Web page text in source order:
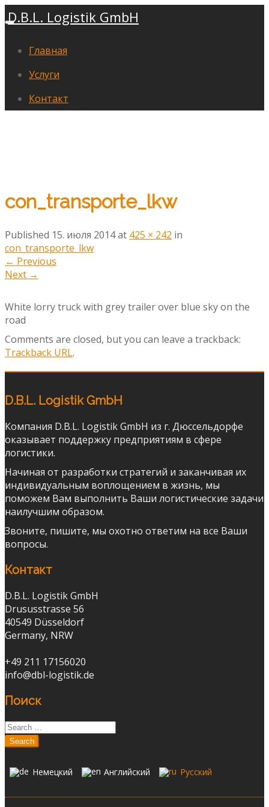
D.B.L. Logistik GmbH
Главная
Услуги
Контакт
con_transporte_lkw
Published 15. июля 2014at 425 × 242 in
con_transporte_lkw
← Previous
Next →
White lorry truck with grey trailer over blue sky on the
road
Comments are closed, but you can leave a trackback:
Trackback URL.
D.B.L. Logistik GmbH
Компания D.B.L. Logistik GmbH из г. Дюссельдорфе
оказывает поддержку предприятиям в сфере
логистики.
Начиная от разработки стратегий и заканчивая их
индивидуальным воплощением в жизнь, мы
поможем Вам выполнить Ваши логистические задачи
наилучшим образом.
Звоните, пишите, мы охотно ответим на все Ваши
вопросы.
Контакт
D.B.L. Logistik GmbH
Drususstrasse 56
40549 Düsseldorf
Germany, NRW
+49 211 17156020
info@dbl-logistik.de
Поиск
Немецкий Английский Русский